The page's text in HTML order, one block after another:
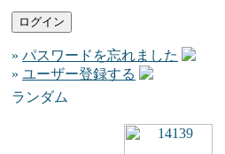
» パスワードを忘れました
» ユーザー登録する
ランダム